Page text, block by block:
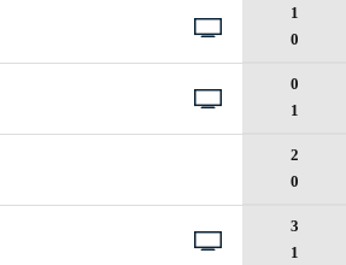
1
0
0
1
2
0
3
1